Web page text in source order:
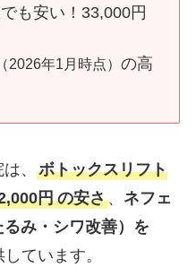
も安い！33,000円
（2026年1月時点）の高
、
ボトックスリフト
円 の安さ、 ネフェ
み・シワ改善）を
ています。